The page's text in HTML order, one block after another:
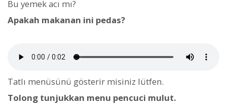
Bu yemek acı mı?
Apakah makanan ini pedas?
Tatlı menüsünü gösterir misiniz lütfen.
Tolong tunjukkan menu pencuci mulut.